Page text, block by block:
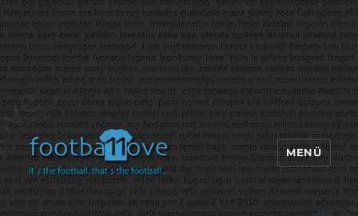
footbaLLove
MENÜ